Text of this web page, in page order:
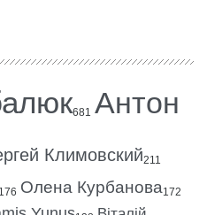
681 Антон
Климовский211
176 Олена Курбанова172